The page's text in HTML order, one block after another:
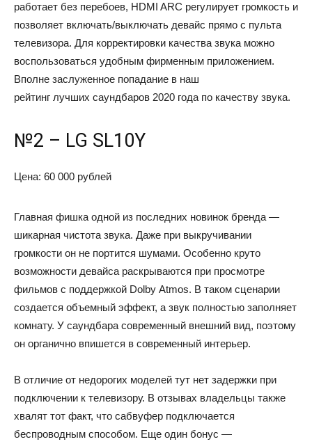
работает без перебоев, HDMI ARC регулирует громкость и
позволяет включать/выключать девайс прямо с пульта
телевизора. Для корректировки качества звука можно
воспользоваться удобным фирменным приложением.
Вполне заслуженное попадание в наш
рейтинг лучших саундбаров 2020 года по качеству звука.
№2 – LG SL10Y
Цена: 60 000 рублей
Главная фишка одной из последних новинок бренда —
шикарная чистота звука. Даже при выкручивании
громкости он не портится шумами. Особенно круто
возможности девайса раскрываются при просмотре
фильмов с поддержкой Dolby Atmos. В таком сценарии
создается объемный эффект, а звук полностью заполняет
комнату. У саундбара современный внешний вид, поэтому
он органично впишется в современный интерьер.
В отличие от недорогих моделей тут нет задержки при
подключении к телевизору. В отзывах владельцы также
хвалят тот факт, что сабвуфер подключается
беспроводным способом. Еще один бонус —